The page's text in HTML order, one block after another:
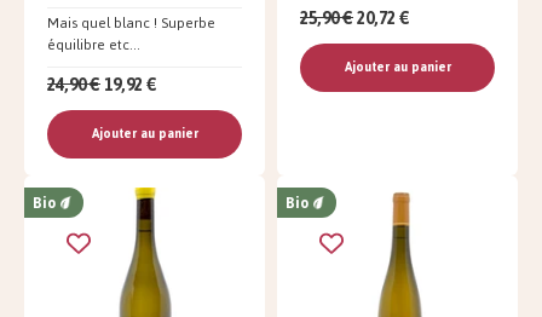
Mais quel blanc ! Superbe
équilibre etc...
24,90 €19,92 €
Ajouter au panier
25,90 €20,72 €
Ajouter au panier
Bio Bio